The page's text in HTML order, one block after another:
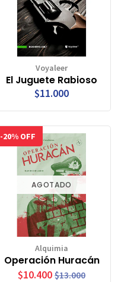
Voyaleer
El Juguete Rabioso
$11.000
-20% OFF
AGOTADO
Alquimia
Operación Huracán
$10.400 $13.000